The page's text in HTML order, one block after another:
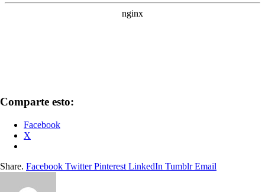
Comparte esto:
Facebook
X
Share. Facebook Twitter Pinterest LinkedIn Tumblr Email